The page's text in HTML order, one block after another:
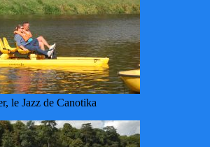
le Jazz de Canotika